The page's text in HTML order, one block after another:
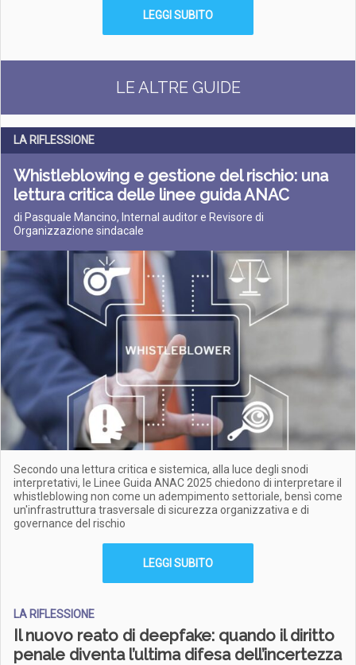
LEGGI SUBITO
LE ALTRE GUIDE
LA RIFLESSIONE
Whistleblowing e gestione del rischio: una
lettura critica delle linee guida ANAC
di Pasquale Mancino, Internal auditor e Revisore di
Organizzazione sindacale
Secondo una lettura critica e sistemica, alla luce degli snodi
interpretativi, le Linee Guida ANAC 2025 chiedono di interpretare il
whistleblowing non come un adempimento settoriale, bensì come
un'infrastruttura trasversale di sicurezza organizzativa e di
governance del rischio
LEGGI SUBITO
LA RIFLESSIONE
Il nuovo reato di deepfake: quando il diritto
penale diventa l’ultima difesa dell’incertezza